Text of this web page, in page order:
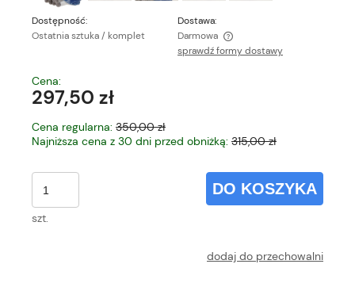
Dostępność:
Ostatnia sztuka / komplet
Dostawa:
Darmowa
Cena nie zawiera ewentualnych kosztów płatności
sprawdź formy dostawy
Cena:
297,50 zł
Cena regularna: 350,00 zł
Najniższa cena z 30 dni przed obniżką: 315,00 zł
szt.
DO KOSZYKA
dodaj do przechowalni